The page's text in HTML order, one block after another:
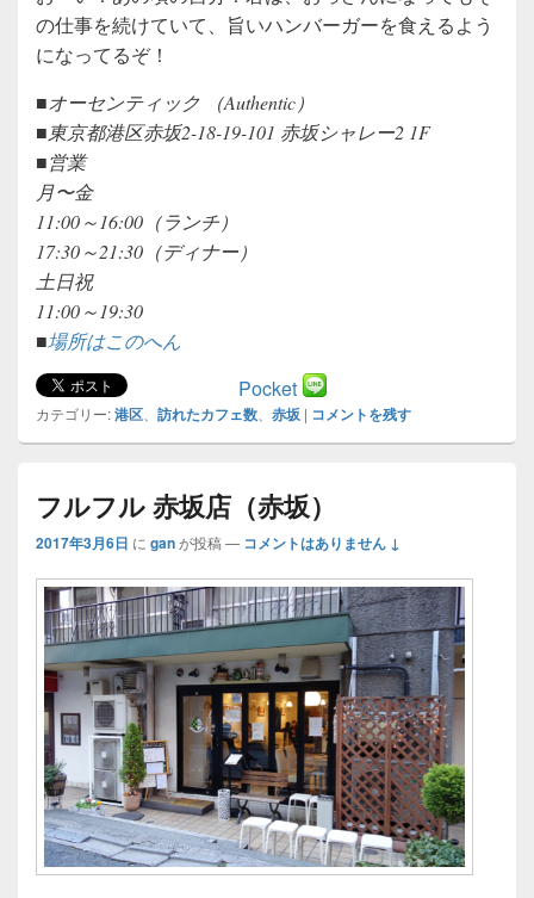
の仕事を続けていて、旨いハンバーガーを食えるよう
になってるぞ！
■オーセンティック （Authentic）
■東京都港区赤坂2-18-19-101 赤坂シャレー2 1F
■営業
月〜金
11:00～16:00（ランチ）
17:30～21:30（ディナー）
土日祝
11:00～19:30
■場所はこのへん
Pocket
カテゴリー:港区 訪れたカフェ数 赤坂 | コメントを残す
フルフル 赤坂店（赤坂）
2017年3月6日 に ganが投稿 — コメントはありません ↓